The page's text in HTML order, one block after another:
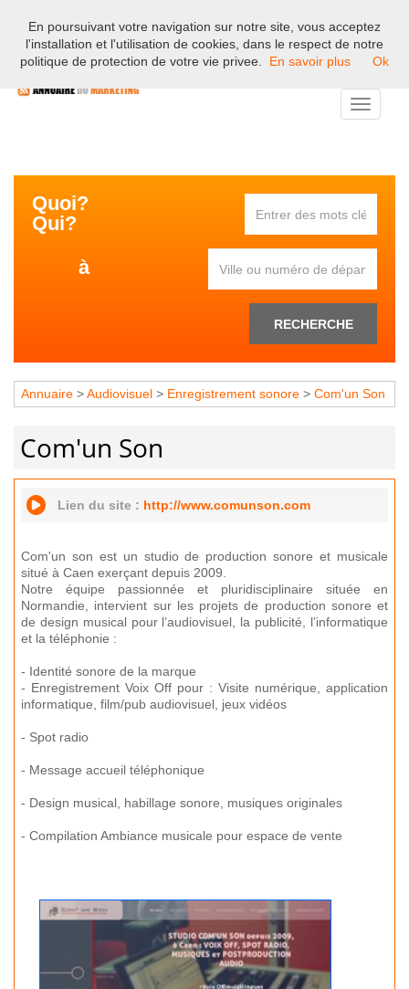
Bienvenue sur l'annuaire professionnel du marketing et de la
communication en France.
Toggle
Quoi?
Qui?
à
RECHERCHE
Annuaire >Audiovisuel > Enregistrement sonore > Com'un Son
Com'un Son
Lien du site : http://www.comunson.com
Com'un son est un studio de production sonore et musicale
situé à Caen exerçant depuis 2009.
Notre équipe passionnée et pluridisciplinaire située en
Normandie, intervient sur les projets de production sonore et
de design musical pour l’audiovisuel, la publicité, l’informatique
et la téléphonie :
- Identité sonore de la marque
- Enregistrement Voix Off pour : Visite numérique, application
informatique, film/pub audiovisuel, jeux vidéos
- Spot radio
- Message accueil téléphonique
- Design musical, habillage sonore, musiques originales
- Compilation Ambiance musicale pour espace de vente
En poursuivant votre navigation sur notre site, vous acceptez
l'installation et l'utilisation de cookies, dans le respect de notre
politique de protection de votre vie privee.
En savoir plus Ok